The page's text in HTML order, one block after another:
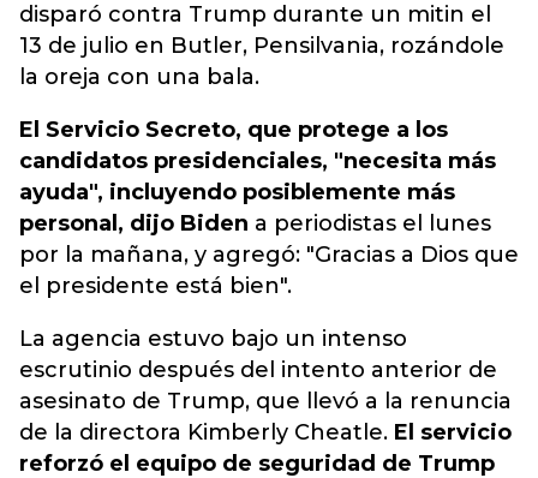
disparó contra Trump durante un mitin el
13 de julio en Butler, Pensilvania, rozándole
la oreja con una bala.
El Servicio Secreto, que protege a los
candidatos presidenciales, "necesita más
ayuda", incluyendo posiblemente más
personal, dijo Biden a periodistas el lunes
por la mañana, y agregó: "Gracias a Dios que
el presidente está bien".
La agencia estuvo bajo un intenso
escrutinio después del intento anterior de
asesinato de Trump, que llevó a la renuncia
de la directora Kimberly Cheatle. El servicio
reforzó el equipo de seguridad de Trump